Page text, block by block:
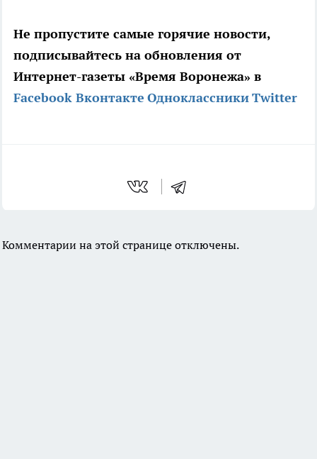
Не пропустите самые горячие новости,
подписывайтесь на обновления от
Интернет-газеты «Время Воронежа» в
Facebook Вконтакте ОдноклассникиTwitter
Комментарии на этой странице отключены.